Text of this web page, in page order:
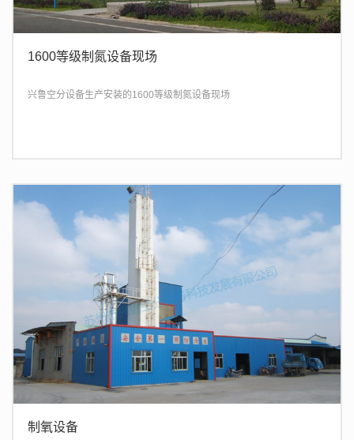
1600等级制氮设备现场
兴鲁空分设备生产安装的1600等级制氮设备现场
制氧设备